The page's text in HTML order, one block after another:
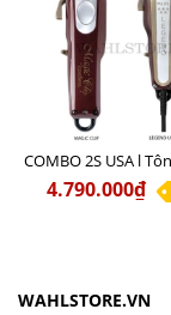
4.790.000₫
WAHLSTORE.VN